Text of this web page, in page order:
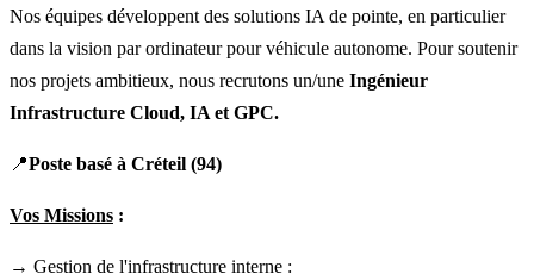
Nos équipes développent des solutions IA de pointe, en particulier
dans la vision par ordinateur pour véhicule autonome. Pour soutenir
nos projets ambitieux, nous recrutons un/une Ingénieur
Infrastructure Cloud, IA et GPC.
📍Poste basé à Créteil (94)
Vos Missions :
→ Gestion de l'infrastructure interne :